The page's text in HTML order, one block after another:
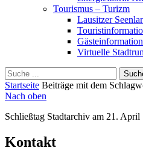
Tourismus – Turizm
Lausitzer
Virtuelle
Suche
für:
Startseite Beiträge mit dem
Nach oben
Schließtag Stadtarchiv am 21. April
Kontakt